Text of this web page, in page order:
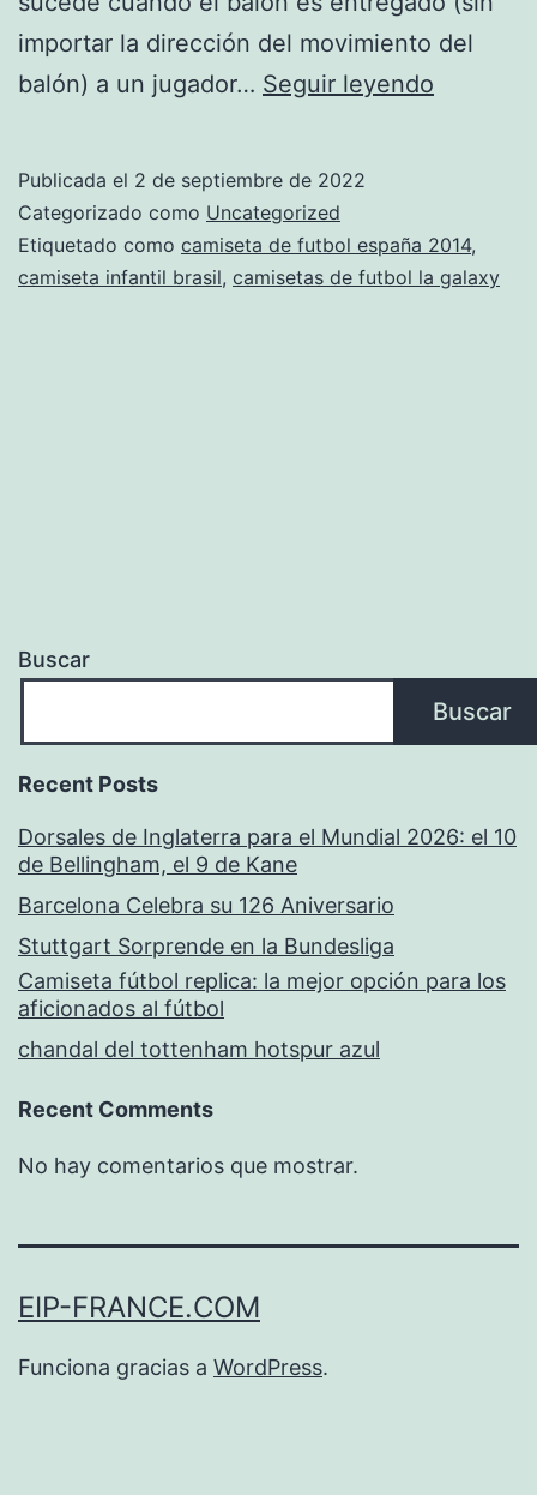
importar la dirección del movimiento del
balón) a un jugador… Seguir leyendo
Publicada el 2 de septiembre de 2022
Categorizado como Uncategorized
Etiquetado como camiseta de futbol españa 2014,
camiseta infantil brasil, camisetas de futbol la galaxy
Buscar
Buscar
Recent Posts
Dorsales de Inglaterra para el Mundial 2026: el 10
de Bellingham, el 9 de Kane
Barcelona Celebra su 126 Aniversario
Stuttgart Sorprende en la Bundesliga
Camiseta fútbol replica: la mejor opción para los
aficionados al fútbol
chandal del tottenham hotspur azul
Recent Comments
No hay comentarios que mostrar.
EIP-FRANCE.COM
Funciona gracias a WordPress.